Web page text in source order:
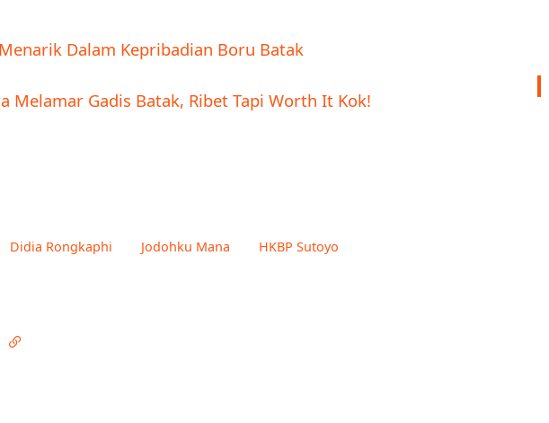
Dalam Kepribadian Boru Batak
Melamar Gadis Batak, Ribet Tapi Worth It Kok!
Didia Rongkaphi Jodohku Mana HKBP Sutoyo